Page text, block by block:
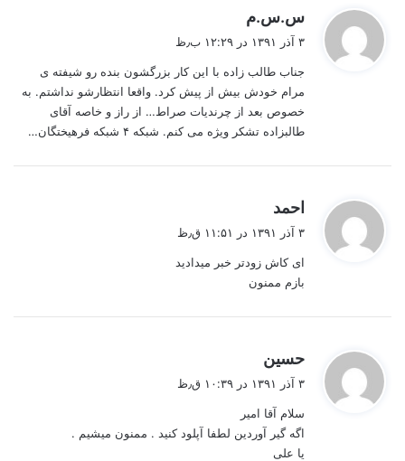
س.س.م
:
۳ آذر ۱۳۹۱ در ۱۲:۲۹ ب٫ظ
جناب طالب زاده با این کار بزرگشون بنده رو شیفته ی
مرام خودش بیش از پیش کرد. واقعا انتظارشو نداشتم. به
خصوص بعد از چرندیات صراط… از راز و خاصه آقای
طالبزاده تشکر ویژه می کنم. شبکه ۴ شبکه فرهیختگان…
احمد
:
۳ آذر ۱۳۹۱ در ۱۱:۵۱ ق٫ظ
ای کاش زودتر خبر میدادید
بازم ممنون
حسین
۳ آذر ۱۳۹۱ در ۱۰:۳۹ ق٫ظ
سلام آقا امیر
اگه گیر آوردین لطفا آپلود کنید . ممنون میشیم .
یا علی